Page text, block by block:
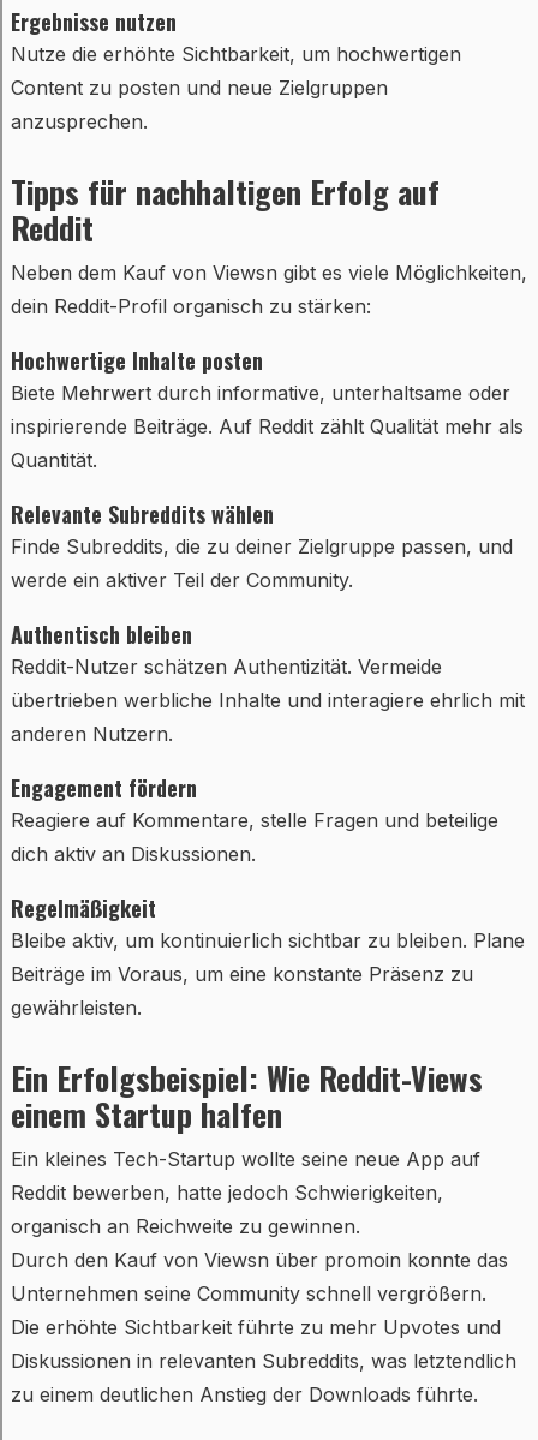
Ergebnisse nutzen
Nutze die erhöhte Sichtbarkeit, um hochwertigen
Content zu posten und neue Zielgruppen
anzusprechen.
Tipps für nachhaltigen Erfolg auf
Reddit
Neben dem Kauf von Viewsn gibt es viele Möglichkeiten,
dein Reddit-Profil organisch zu stärken:
Hochwertige Inhalte posten
Biete Mehrwert durch informative, unterhaltsame oder
inspirierende Beiträge. Auf Reddit zählt Qualität mehr als
Quantität.
Relevante Subreddits wählen
Finde Subreddits, die zu deiner Zielgruppe passen, und
werde ein aktiver Teil der Community.
Authentisch bleiben
Reddit-Nutzer schätzen Authentizität. Vermeide
übertrieben werbliche Inhalte und interagiere ehrlich mit
anderen Nutzern.
Engagement fördern
Reagiere auf Kommentare, stelle Fragen und beteilige
dich aktiv an Diskussionen.
Regelmäßigkeit
Bleibe aktiv, um kontinuierlich sichtbar zu bleiben. Plane
Beiträge im Voraus, um eine konstante Präsenz zu
gewährleisten.
Ein Erfolgsbeispiel: Wie Reddit-Views
einem Startup halfen
Ein kleines Tech-Startup wollte seine neue App auf
Reddit bewerben, hatte jedoch Schwierigkeiten,
organisch an Reichweite zu gewinnen.
Durch den Kauf von Viewsn über promoin konnte das
Unternehmen seine Community schnell vergrößern.
Die erhöhte Sichtbarkeit führte zu mehr Upvotes und
Diskussionen in relevanten Subreddits, was letztendlich
zu einem deutlichen Anstieg der Downloads führte.